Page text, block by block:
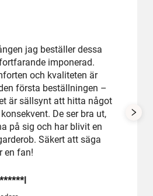
jag beställer dessa
imponerad.
och kvaliteten är
första beställningen –
är sällsynt att hitta något
De ser bra ut,
på sig och har blivit en
Säkert att säga
en fan!